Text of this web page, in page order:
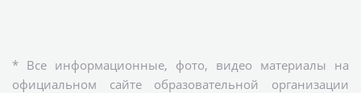
* Все информационные, фото, видео материалы на
официальном сайте образовательной организации